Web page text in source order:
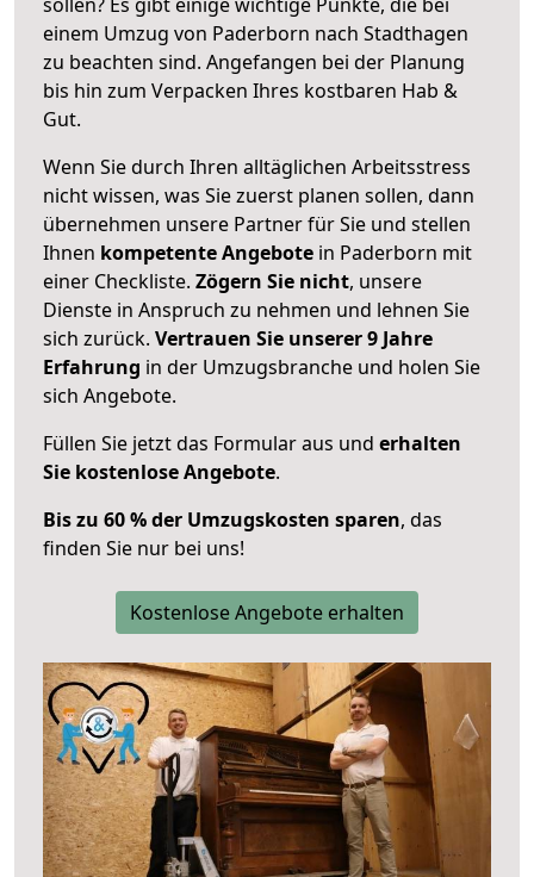
einem Umzug von Paderborn nach Stadthagen
zu beachten sind. Angefangen bei der Planung
bis hin zum Verpacken Ihres kostbaren Hab &
Gut.
Wenn Sie durch Ihren alltäglichen Arbeitsstress
nicht wissen, was Sie zuerst planen sollen, dann
übernehmen unsere Partner für Sie und stellen
Ihnen kompetente Angebote in Paderborn mit
einer Checkliste. Zögern Sie nicht, unsere
Dienste in Anspruch zu nehmen und lehnen Sie
sich zurück. Vertrauen Sie unserer 9 Jahre
Erfahrung in der Umzugsbranche und holen Sie
sich Angebote.
Füllen Sie jetzt das Formular aus und erhalten
Sie kostenlose Angebote.
Bis zu 60 % der Umzugskosten sparen, das
finden Sie nur bei uns!
Kostenlose Angebote erhalten